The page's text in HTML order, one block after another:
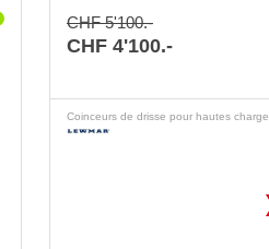
CHF 5'100.-
CHF 4'100.-
Coinceurs de drisse pour hautes